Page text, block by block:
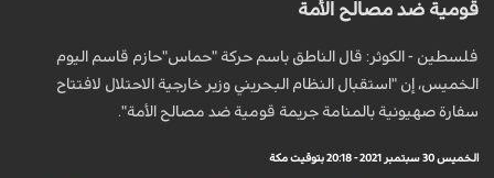
قومية ضد مصالح الأمة
فلسطين - الكوثر: قال الناطق باسم حركة "حماس"حازم قاسم اليوم
الخميس، إن "استقبال النظام البحريني وزير خارجية الاحتلال لافتتاح
سفارة صهيونية بالمنامة جريمة قومية ضد مصالح الأمة".
الخميس 30 سبتمبر 2021 - 20:18 بتوقيت مكة